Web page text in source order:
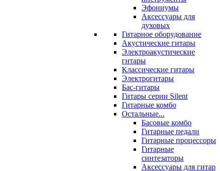
Эфониумы
Аксессуары для
духовых
Гитарное оборудование
Акустические гитары
Электроакустические
гитары
Классические гитары
Электрогитары
Бас-гитары
Гитары серии Silent
Гитарные комбо
Остальные...
Басовые комбо
Гитарные педали
Гитарные процессоры
Гитарные
синтезаторы
Аксессуары для гитар